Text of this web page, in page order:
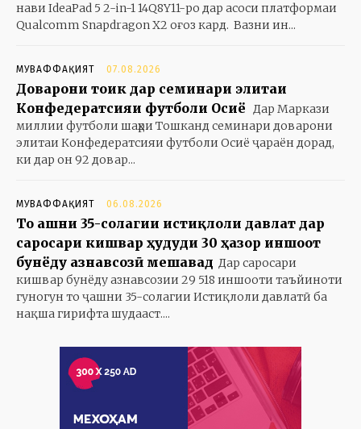
нави IdeaPad 5 2-in-1 14Q8Y11-ро дар асоси платформаи
Qualcomm Snapdragon X2 оғоз кард. Вазни ин...
МУВАФФАҚИЯТ 07.08.2026
Доварони тоҷик дар семинари элитаи
Конфедератсияи футболи Осиё Дар Маркази
миллии футболи шаҳри Тошканд семинари доварони
элитаи Конфедератсияи футболи Осиё ҷараён дорад,
ки дар он 92 довар...
МУВАФФАҚИЯТ 06.08.2026
То ҷашни 35-солагии истиқлоли давлат дар
саросари кишвар ҳудуди 30 ҳазор иншоот
бунёду азнавсозӣ мешавад Дар саросари
кишвар бунёду азнавсозии 29 518 иншооти таъйиноти
гуногун то ҷашни 35-солагии Истиқлоли давлатӣ ба
нақша гирифта шудааст....